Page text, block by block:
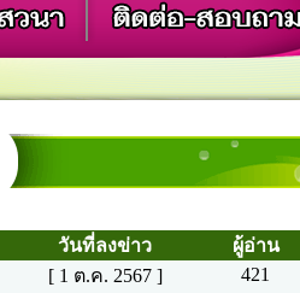
วันที่ลงข่าว
ผู้อ่าน
[ 1 ต.ค. 2567 ]
421